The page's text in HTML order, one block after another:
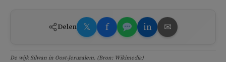
Delen 𝕏 f in ✉
De wijk Silwan in Oost-Jeruzalem. (Bron: Wikimedia)